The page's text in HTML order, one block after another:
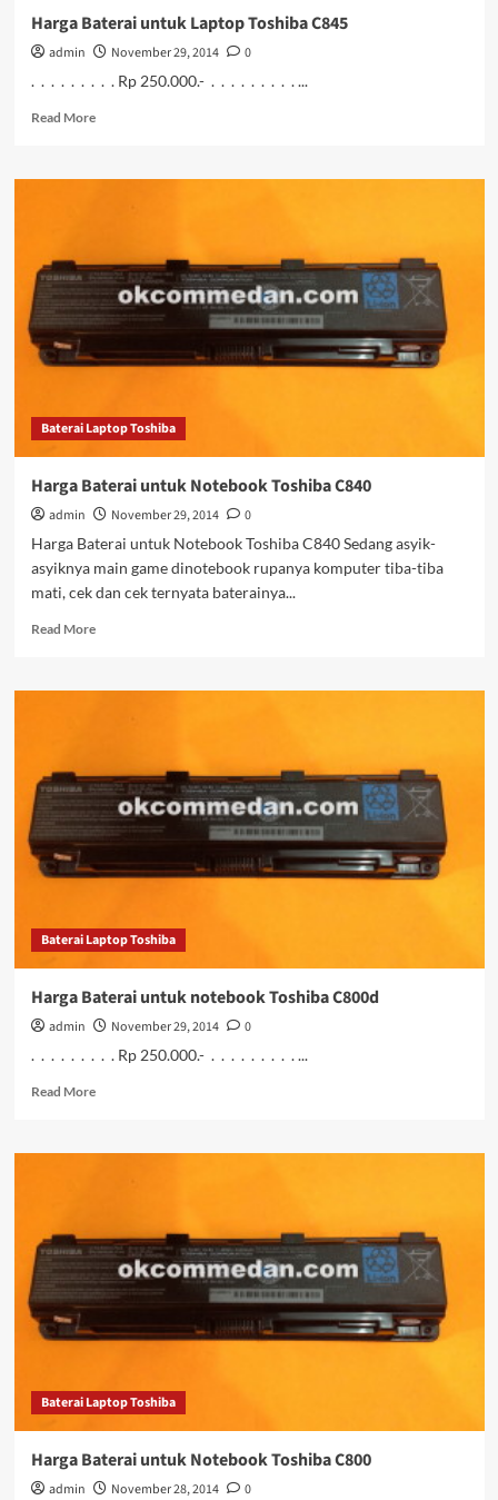
Harga Baterai untuk Laptop Toshiba C845
admin November 29, 2014
0
. . . . . . . . . Rp 250.000.- . . . . . . . . . ...
Read MoreRead
Harga
Toshiba
C845
Baterai Laptop Toshiba
Harga Baterai untuk Notebook Toshiba C840
admin November 29, 2014
0
Harga Baterai untuk Notebook Toshiba C840 Sedang asyik-
asyiknya main game dinotebook rupanya komputer tiba-tiba
mati, cek dan cek ternyata baterainya...
Read MoreRead
Harga
Toshiba
C840
Baterai Laptop Toshiba
Harga Baterai untuk notebook Toshiba C800d
admin November 29, 2014
0
. . . . . . . . . Rp 250.000.- . . . . . . . . . ...
Read MoreRead
Harga
Toshiba
C800d
Baterai Laptop Toshiba
Harga Baterai untuk Notebook Toshiba C800
admin November 28, 2014 0